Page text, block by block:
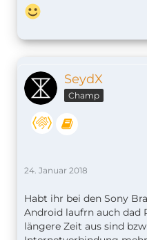
SeydX
Champ
24. Januar 2018
Habt ihr bei den Sony
Android laufrn auch dad
längere Zeit aus sind